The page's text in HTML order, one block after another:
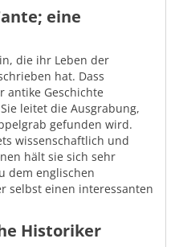
eine
die ihr Leben der
hat. Dass
antike Geschichte
leitet die Ausgrabung,
gefunden wird.
wissenschaftlich und
hält sie sich sehr
dem englischen
selbst einen interessanten
Historiker